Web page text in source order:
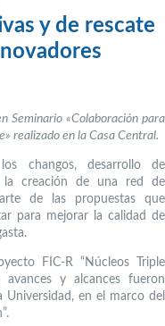
y de rescate
Seminario «Colaboración para
realizado en la Casa Central.
changos, desarrollo de
la creación de una red de
de las propuestas que
para mejorar la calidad de
FIC-R “Núcleos Triple
avances y alcances fueron
en el marco del